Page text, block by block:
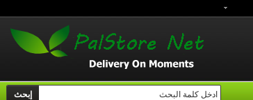
إبحث